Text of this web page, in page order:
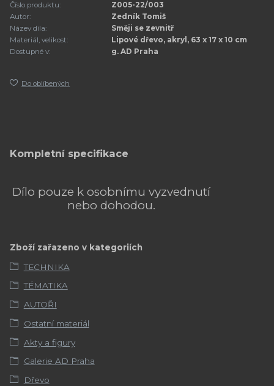
Číslo produktu:
Z005-22/003
Autor:
Zedník Tomiš
Název díla:
Směji se zevnitř
Materiál, velikost:
Lipové dřevo, akryl, 63 x 17 x 10 cm
Dostupné v:
g. AD Praha
Do oblíbených
Kompletní specifikace
Dílo pouze k osobnímu vyzvednutí
nebo dohodou.
Zboží zařazeno v kategoriích
TECHNIKA
TÉMATIKA
AUTOŘI
Ostatní materiál
Akty a figury
Galerie AD Praha
Dřevo